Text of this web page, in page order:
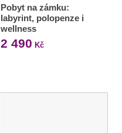
Pobyt na zámku:
labyrint, polopenze i
wellness
2 490 Kč